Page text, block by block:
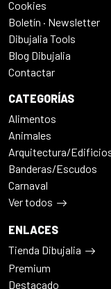
Cookies
Boletín · Newsletter
Dibujalia Tools
Blog Dibujalia
Contactar
CATEGORÍAS
Alimentos
Animales
Arquitectura/
Banderas/Escudos
Carnaval
Ver todos
ENLACES
Tienda Dibujalia
Premium
Destacado